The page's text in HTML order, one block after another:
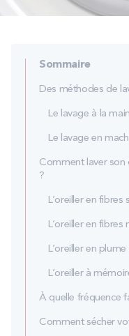
PROMOS
Technologie bultex
Sommaire
Des méthodes de
Le lavage à la main
Le lavage en
Comment laver son
?
L’oreiller en fibres
L’oreiller en fibres
L’oreiller en
L’oreiller à
À quelle fréquence
Comment sécher